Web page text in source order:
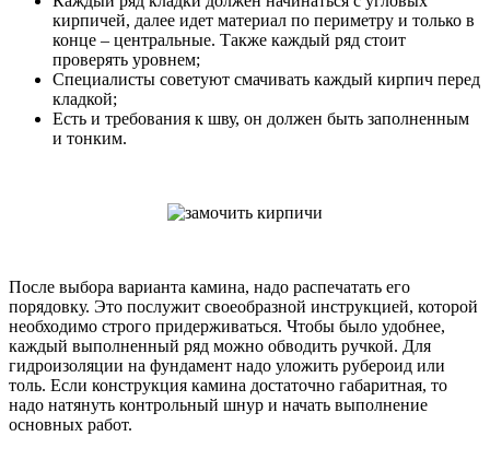
кирпичей, далее идет материал по периметру и только в
конце – центральные. Также каждый ряд стоит
проверять уровнем;
Специалисты советуют смачивать каждый кирпич перед
кладкой;
Есть и требования к шву, он должен быть заполненным
и тонким.
После выбора варианта камина, надо распечатать его
порядовку. Это послужит своеобразной инструкцией, которой
необходимо строго придерживаться. Чтобы было удобнее,
каждый выполненный ряд можно обводить ручкой. Для
гидроизоляции на фундамент надо уложить рубероид или
толь. Если конструкция камина достаточно габаритная, то
надо натянуть контрольный шнур и начать выполнение
основных работ.